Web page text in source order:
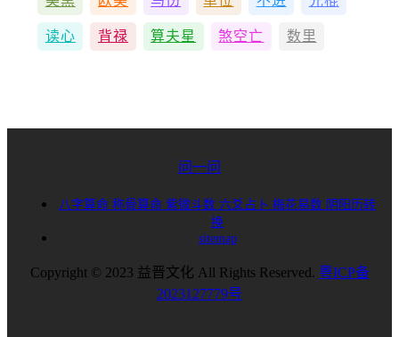
读心 背禄 算夫星 煞空亡 数里
问一问
八字算命 称骨算命 紫微斗数 六爻占卜 梅花易数 阴阳历转
换
sitemap
Copyright © 2023 益晋文化 All Rights Reserved. 粤ICP备
2023127779号